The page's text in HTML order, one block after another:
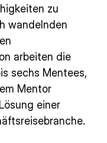
zu
wandelnden
arbeiten die
sechs Mentees,
Mentor
einer